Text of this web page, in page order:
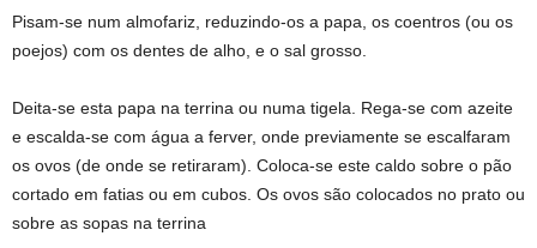
Pisam-se num almofariz, reduzindo-os a papa, os coentros (ou os
poejos) com os dentes de alho, e o sal grosso.
Deita-se esta papa na terrina ou numa tigela. Rega-se com azeite
e escalda-se com água a ferver, onde previamente se escalfaram
os ovos (de onde se retiraram). Coloca-se este caldo sobre o pão
cortado em fatias ou em cubos. Os ovos são colocados no prato ou
sobre as sopas na terrina